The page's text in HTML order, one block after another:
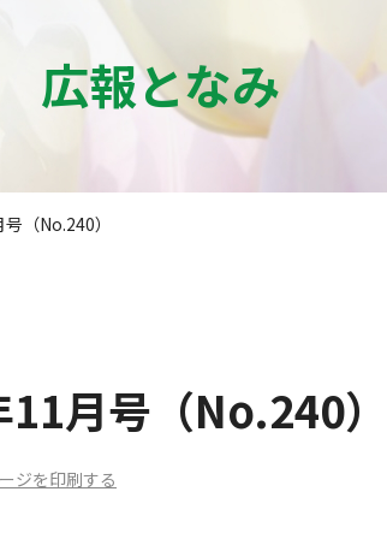
広報となみ
（No.240）
月号（No.240）
ジを印刷する